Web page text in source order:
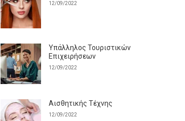
12/09/2022
Υπάλληλος Τουριστικών
Επιχειρήσεων
12/09/2022
Αισθητικής Τέχνης
12/09/2022